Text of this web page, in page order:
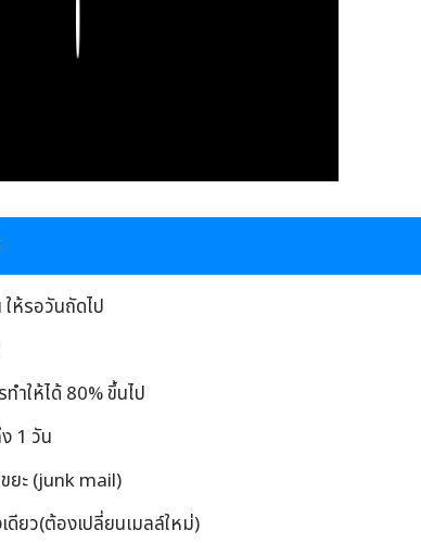
ห้รอวันถัดไป
ให้ได้ 80% ขึ้นไป
1 วัน
ยะ (junk mail)
ยว(ต้องเปลี่ยนเมลล์ใหม่)